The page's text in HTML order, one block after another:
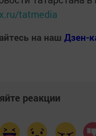
tatmedia
на наш Дзен-
реакции